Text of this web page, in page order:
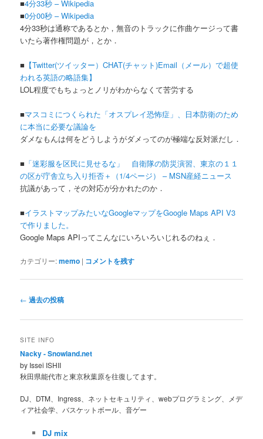
■4分33秒 – Wikipedia
■0分00秒 – Wikipedia
4分33秒は通称であるとか，無音のトラックに作曲ケージって書
いたら著作権問題が，とか．
■ 【Twitter(ツイッター）CHAT(チャット)Email（メール）で超使
われる英語の略語集】
LOL程度でもちょっとノリがわからなくて苦労する
■マスコミにつくられた「オスプレイ恐怖症」、日本防衛のため
に本当に必要な議論を
ダメなもんは何をどうしようがダメってのが極端な反対派だし．
■ 「迷彩服を区民に見せるな」 自衛隊の防災演習、東京の１１
の区が庁舎立ち入り拒否＋（1/4ページ） – MSN産経ニュース
抗議があって，その対応が分かれたのか．
■イラストマップみたいなGoogleマップをGoogle Maps API V3
で作りました。
Google Maps APIってこんなにいろいろいじれるのねぇ．
カテゴリー:memo | コメントを残す
投
ナ
ー
シ
ョ
ン
← 過去の投稿
SITE INFO
Nacky - Snowland.net
by Issei ISHII
秋田県能代市と東京秋葉原を往復してます。
DJ、DTM、Ingress、ネットセキュリティ、webプログラミング、メデ
ィア社会学、バスケットボール、音ゲー
DJ mix